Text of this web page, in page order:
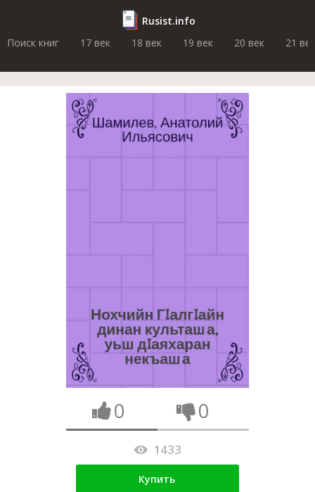
Rusist.info
Поиск книг
17 век 18 век 19 век 20 век 21 век
0 0
1433
Купить